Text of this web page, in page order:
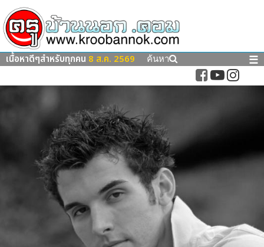
เนื้อหาดีๆสำหรับทุกคน 8 ส.ค. 2569 ค้นหา ☰